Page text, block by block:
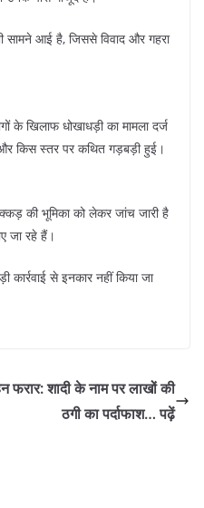
सामने आई है, जिससे विवाद और गहरा
के खिलाफ धोखाधड़ी का मामला दर्ज
किस स्तर पर कथित गड़बड़ी हुई।
की भूमिका को लेकर जांच जारी है
जा रहे हैं।
से इनकार नहीं किया जा
फरार: शादी के नाम पर लाखों की
ठगी का पर्दाफाश… पढ़ें